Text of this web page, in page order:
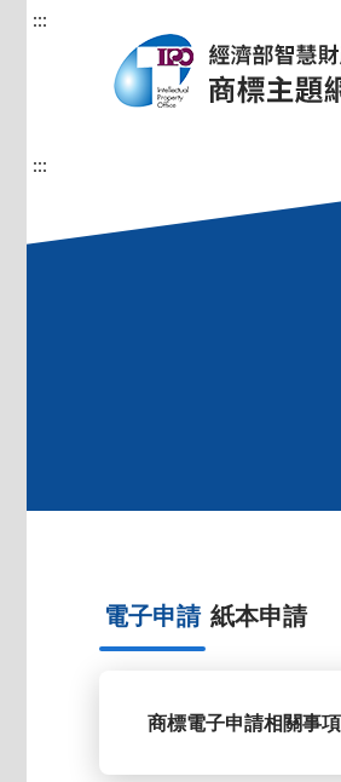
:::
:::
電子申請
商標電子申請相關事項
紙本申請